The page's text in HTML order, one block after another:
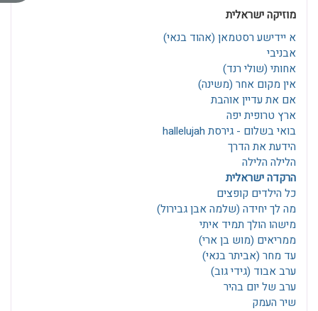
מוזיקה ישראלית
א יידישע רסטמאן‎ (אהוד בנאי)
אבניבי
אחותי (שולי רנד)
אין מקום אחר (משינה)
אם את עדיין אוהבת
ארץ טרופית יפה
בואי בשלום - גירסת hallelujah
הידעת את הדרך
הלילה הלילה
הרקדה ישראלית
כל הילדים קופצים
מה לך יחידה (שלמה אבן גבירול)
מישהו הולך תמיד איתי
ממריאים (מוש בן ארי)
עד מחר (אביתר בנאי)
ערב אבוד (גידי גוב)
ערב של יום בהיר
שיר העמק